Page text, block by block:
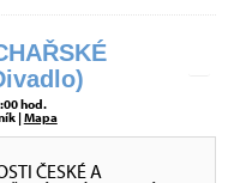
hod.
|Mapa
ČESKÉ A